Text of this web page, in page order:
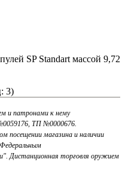
SP Standart массой 9,72
3)
и патронами к нему
ТП №0000676.
посещении магазина и наличии
Дистанционная торговля оружием